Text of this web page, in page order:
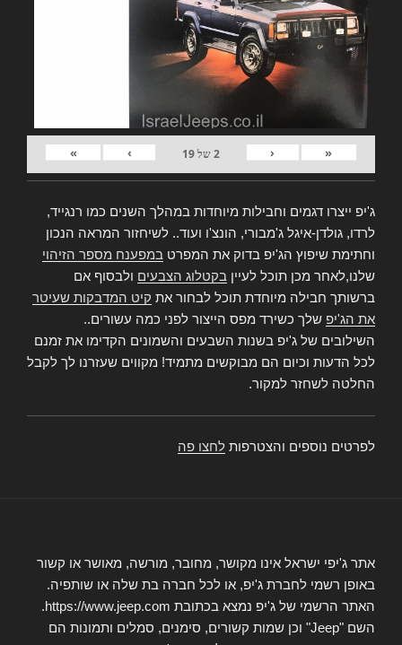
«
‹
2של19
›
»
ג'יפ ייצרו דגמים וחבילות מיוחדות במהלך השנים כמו רנגייד,
לרדו, גולדן-איגל ג'מבורי, הונצ'ו ועוד.. לשיחזור המראה הנכון
וחתימת שיפוץ הג'יפ בדוק את המפרט במפענח מספר הזיהוי
שלנו,לאחר מכן תוכל לעיין בקטלוג הצבעים ולבסוף אם
ברשותך חבילה מיוחדת תוכל לבחור את קיט המדבקות שעיטר
את הג'יפ שלך כשירד מפס הייצור לפני כמה עשורים..
השילובים של ג'יפ בשנות השבעים והשמונים הקדימו את זמנם
לכל הדעות וכיום הם מבוקשים מתמיד! מקווים שעזרנו לך לקבל
החלטה לשחזר למקור.
לפרטים נוספים והצטרפות לחצו פה
אתר ג'יפי ישראל אינו מקושר, מחובר, מורשה, מאושר או קשור
באופן רשמי לחברת ג'יפ, או לכל חברה בת שלה או שותפיה.
האתר הרשמי של ג'יפ נמצא בכתובת https://www.jeep.com.
השם "Jeep" וכן שמות קשורים, סימנים, סמלים ותמונות הם